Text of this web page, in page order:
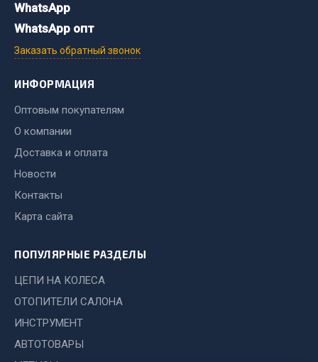
Весь раздел
WhatsApp
WhatsApp опт
Заказать обратный звонок
ИНФОРМАЦИЯ
Оптовым покупателям
О компании
Доставка и оплата
Новости
Контакты
Карта сайта
ПОПУЛЯРНЫЕ РАЗДЕЛЫ
ЦЕПИ НА КОЛЕСА
ОТОПИТЕЛИ САЛОНА
ИНСТРУМЕНТ
АВТОТОВАРЫ